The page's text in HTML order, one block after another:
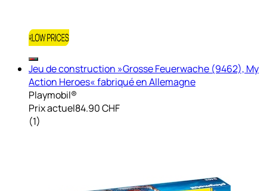
Jeu de construction »Grosse Feuerwache (9462), My
Action Heroes« fabriqué en Allemagne
Playmobil®
Prix actuel84.90 CHF
(1)